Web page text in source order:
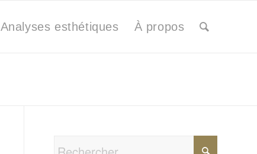
Analyses esthétiques À propos